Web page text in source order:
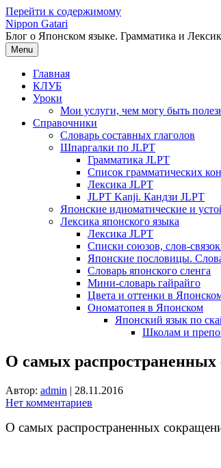
Перейти к содержимому
Nippon Gatari
Блог о Японском языке. Грамматика и
Menu
Главная
КЛУБ
Уроки
Мои услуги, чем могу быть
Справочники
Словарь составных глаголов
Шпаргалки по JLPT
Грамматика JLPT
Список грамматических
Лексика JLPT
JLPT Kanji. Кандзи JLPT
Японские идиоматические и
Лексика японского языка
Лексика JLPT
Списки союзов, слов-
Японские пословицы.
Словарь японского сленга
Мини-словарь гайрайго
Цвета и оттенки в
Ономатопея в Японском
Японский язык по
Школам и
О самых распространенных
Автор: admin | 28.11.2016
Нет комментариев
О самых распространенных